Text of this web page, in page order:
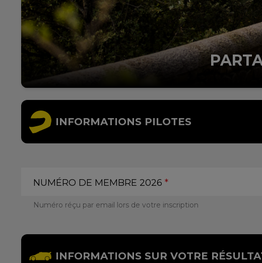
INFORMATIONS PILOTES
NUMÉRO DE MEMBRE 2026 *
Numéro réçu par email lors de votre inscription
INFORMATIONS SUR VOTRE